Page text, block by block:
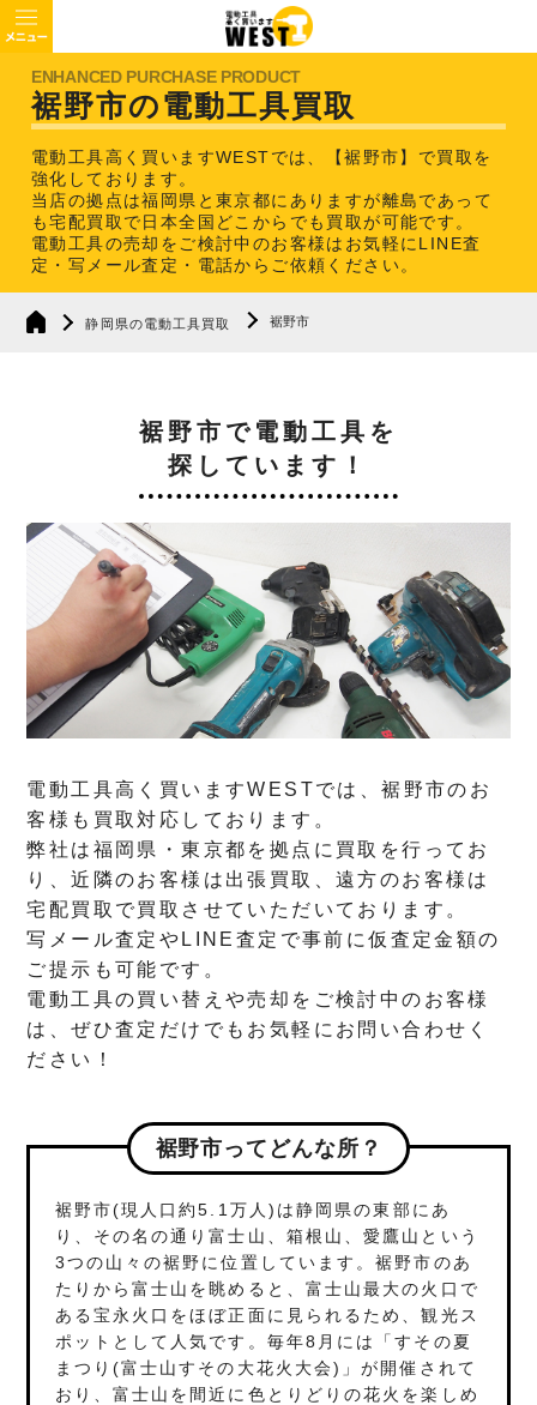
裾野市の電動工具買取
電動工具高く買いますWESTでは、【裾野市】で買取を
強化しております。
当店の拠点は福岡県と東京都にありますが離島であって
も宅配買取で日本全国どこからでも買取が可能です。
電動工具の売却をご検討中のお客様はお気軽にLINE査
定・写メール査定・電話からご依頼ください。
静岡県の電動工具買取 裾野市
裾野市で電動工具を
探しています！
電動工具高く買いますWESTでは、裾野市のお
客様も買取対応しております。
弊社は福岡県・東京都を拠点に買取を行ってお
り、近隣のお客様は出張買取、遠方のお客様は
宅配買取で買取させていただいております。
写メール査定やLINE査定で事前に仮査定金額の
ご提示も可能です。
電動工具の買い替えや売却をご検討中のお客様
は、ぜひ査定だけでもお気軽にお問い合わせく
ださい！
裾野市ってどんな所？
裾野市(現人口約5.1万人)は静岡県の東部にあ
り、その名の通り富士山、箱根山、愛鷹山という
3つの山々の裾野に位置しています。裾野市のあ
たりから富士山を眺めると、富士山最大の火口で
ある宝永火口をほぼ正面に見られるため、観光ス
ポットとして人気です。毎年8月には「すその夏
まつり(富士山すその大花火大会)」が開催されて
おり、富士山を間近に色とりどりの花火を楽しめ